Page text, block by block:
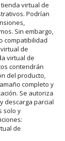
virtual de
Podrían
Sin embargo,
compatibilidad
de
virtual de
contendrán
del producto,
completo y
Se autoriza
descarga parcial
solo y
de